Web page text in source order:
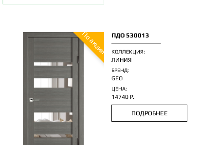
По акции ПДО 530013
КОЛЛЕКЦИЯ:
ЛИНИЯ
БРЕНД:
GEO
ЦЕНА:
14740 Р.
ПОДРОБНЕЕ